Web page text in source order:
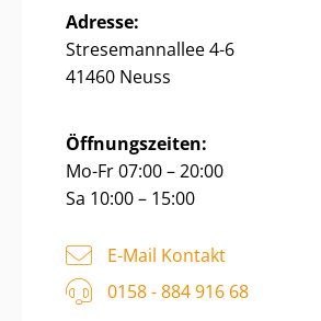
Adresse:
Stresemannallee 4-6
41460 Neuss
Öffnungszeiten:
Mo-Fr 07:00 – 20:00
Sa 10:00 – 15:00
E-Mail Kontakt
0158 - 884 916 68